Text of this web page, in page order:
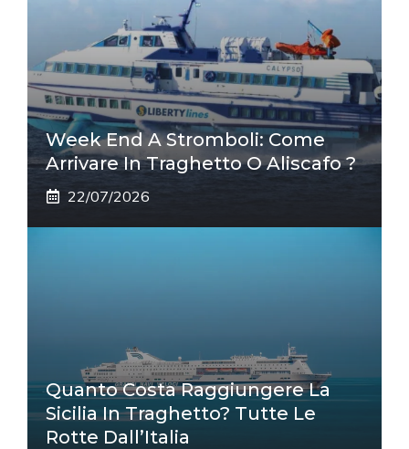
Week End A Stromboli: Come
Arrivare In Traghetto O Aliscafo ?
22/07/2026
Quanto Costa Raggiungere La
Sicilia In Traghetto? Tutte Le
Rotte Dall’Italia